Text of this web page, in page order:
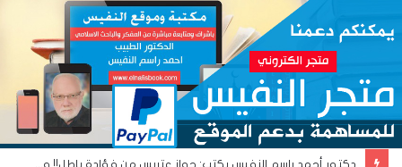
دكتور أحمد راسم النفيس يكتب: القومية العربية والبعث العربي… آن أوان البعث الإسلامي!!